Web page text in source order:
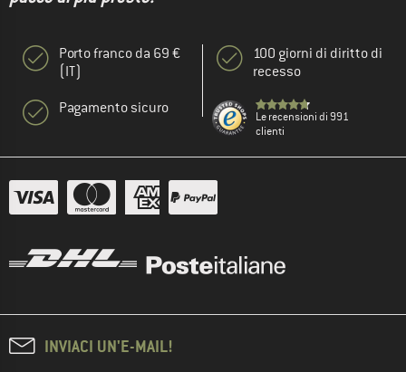
Porto franco da 69 €
(IT)
Pagamento sicuro
100 giorni di diritto di
recesso
Le recensioni di 991
clienti
INVIACI UN'E-MAIL!